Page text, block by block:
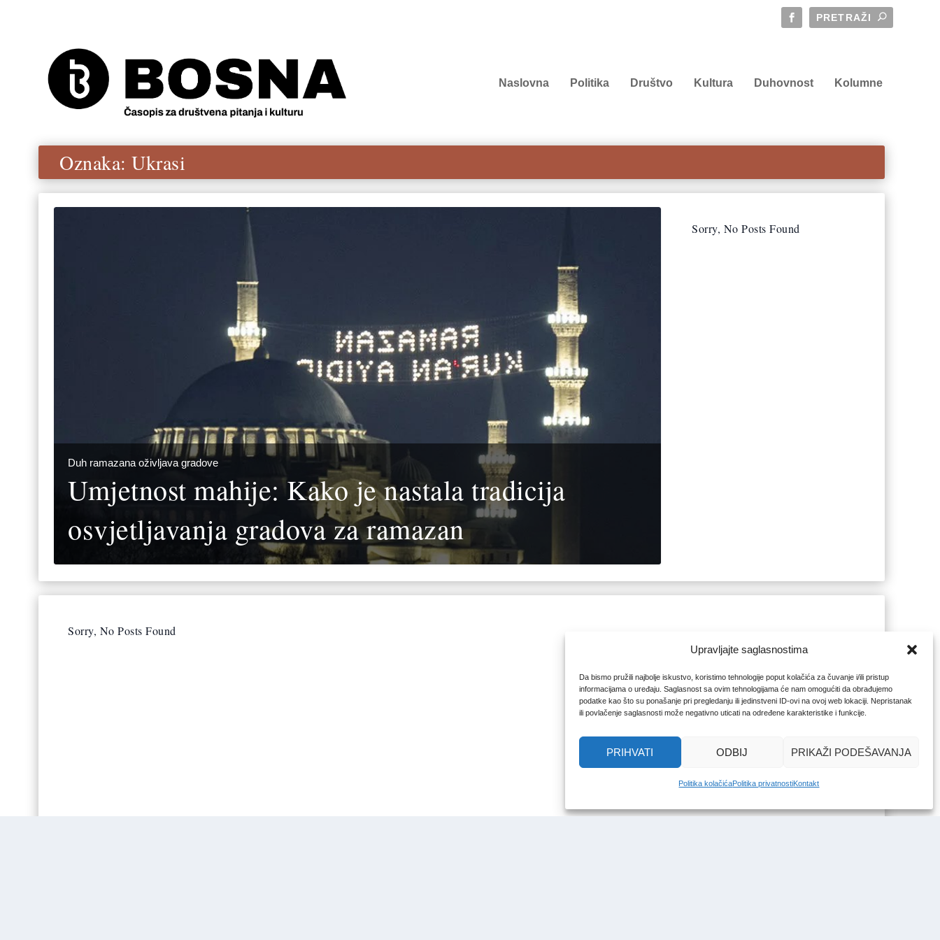
Upravljajte saglasnostima
Da bismo pružili najbolje iskustvo, koristimo tehnologije poput kolačića za čuvanje i/ili pristup
informacijama o uređaju. Saglasnost sa ovim tehnologijama će nam omogućiti da obrađujemo
podatke kao što su ponašanje pri pregledanju ili jedinstveni ID-ovi na ovoj web lokaciji. Nepristanak
ili povlačenje saglasnosti može negativno uticati na određene karakteristike i funkcije.
PRIHVATI ODBIJ PRIKAŽI PODEŠAVANJA
Politika kolačićaPolitika privatnostiKontakt
Naslovna Politika Društvo Kultura Duhovnost Kolumne
Oznaka:Ukrasi
Duh ramazana oživljava gradove
Umjetnost mahije: Kako je nastala tradicija
osvjetljavanja gradova za ramazan
Sorry, No Posts Found
Sorry, No Posts Found